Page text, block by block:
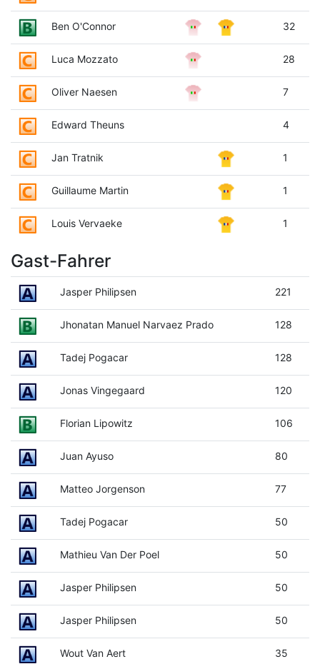
Ben O'Connor 32
Luca Mozzato 28
Oliver Naesen 7
Edward Theuns 4
Jan Tratnik 1
Guillaume Martin 1
Louis Vervaeke 1
Gast-Fahrer
Jasper Philipsen 221
Jhonatan Manuel Narvaez Prado 128
Tadej Pogacar 128
Jonas Vingegaard 120
Florian Lipowitz 106
Juan Ayuso 80
Matteo Jorgenson 77
Tadej Pogacar 50
Mathieu Van Der Poel 50
Jasper Philipsen 50
Jasper Philipsen 50
Wout Van Aert 35